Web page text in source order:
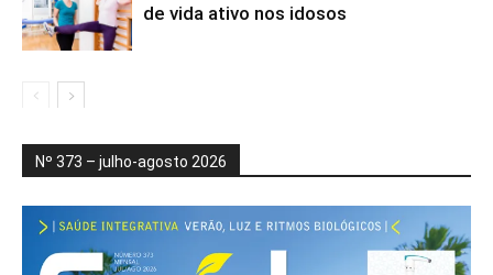
de vida ativo nos idosos
Nº 373 – julho-agosto 2026